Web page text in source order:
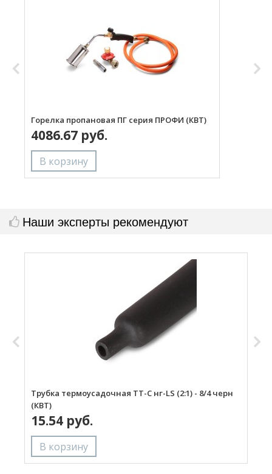
Горелка пропановая ПГ серия ПРОФИ (КВТ)
4086.67 руб.
Наши эксперты рекомендуют
Трубка термоусадочная ТТ-С нг-LS (2:1) - 8/4 черн
(КВТ)
15.54 руб.